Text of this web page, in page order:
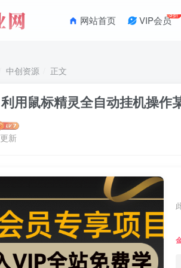
网站首页 VIP会员3折
中创资源 正文
利用鼠标精灵全自动挂机操
新